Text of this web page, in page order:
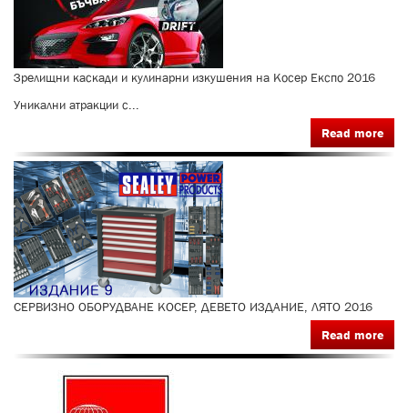
Зрелищни каскади и кулинарни изкушения на Косер Експо 2016
Уникални атракции с...
Read more
СЕРВИЗНО ОБОРУДВАНЕ КОСЕР, ДЕВЕТО ИЗДАНИЕ, ЛЯТО 2016
Read more